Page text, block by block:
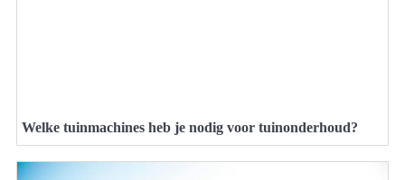
Welke tuinmachines heb je nodig voor tuinonderhoud?